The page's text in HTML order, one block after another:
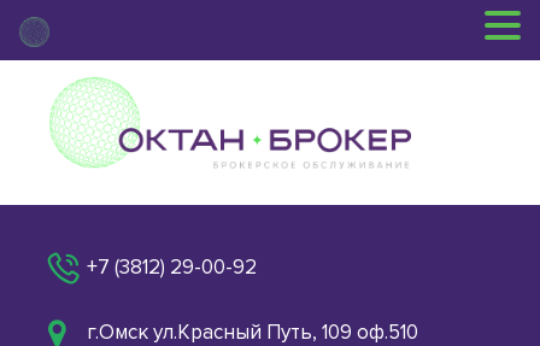
+7 (3812) 29-00-92
г.Омск ул.Красный Путь, 109 оф.510